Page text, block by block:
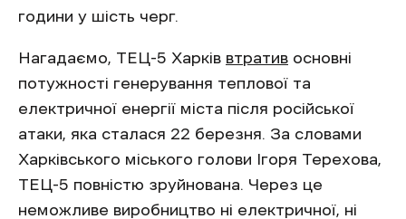
години у шість черг.
Нагадаємо, ТЕЦ-5 Харків втратив основні
потужності генерування теплової та
електричної енергії міста після російської
атаки, яка сталася 22 березня. За словами
Харківського міського голови Ігоря Терехова,
ТЕЦ-5 повністю зруйнована. Через це
неможливе виробництво ні електричної, ні